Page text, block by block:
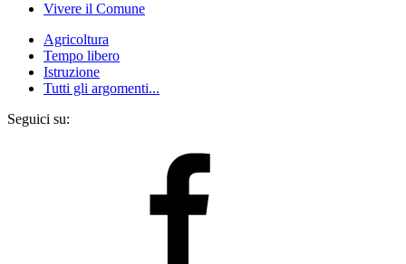
Vivere il Comune
Agricoltura
Tempo libero
Istruzione
Tutti gli argomenti...
Seguici su: